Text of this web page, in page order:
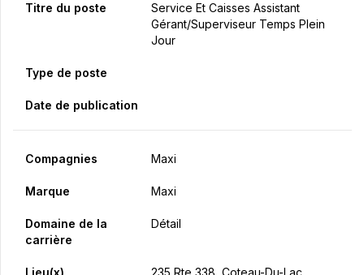
Titre du poste
Service Et Caisses Assistant
Gérant/Superviseur Temps Plein
Jour
Type de poste
Date de publication
Compagnies Maxi
Marque Maxi
Domaine de la
carrière
Détail